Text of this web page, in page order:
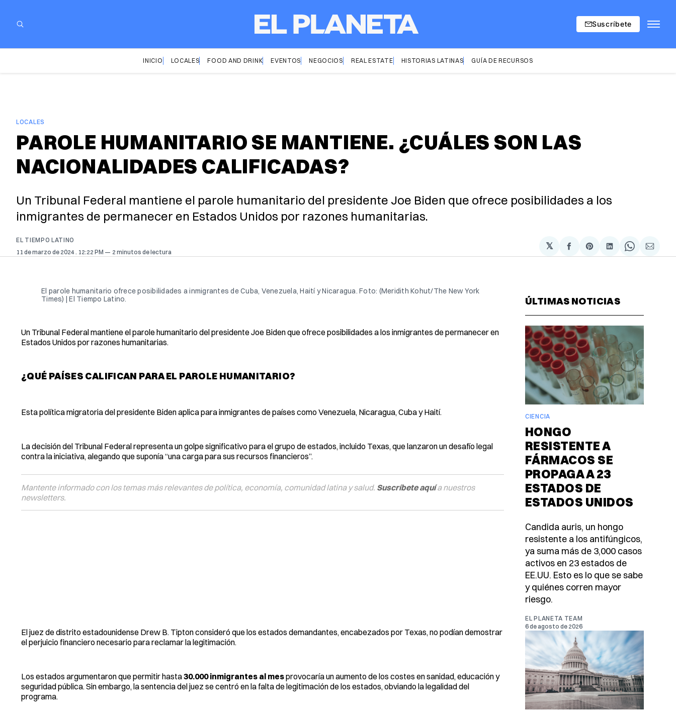
Suscríbete
INICIO LOCALES FOOD AND DRINK EVENTOS NEGOCIOS REAL ESTATE HISTORIAS LATINAS GUÍA DE RECURSOS
LOCALES
PAROLE HUMANITARIO SE MANTIENE. ¿CUÁLES SON LAS
NACIONALIDADES CALIFICADAS?
Un Tribunal Federal mantiene el parole humanitario del presidente Joe Biden que ofrece posibilidades a los
inmigrantes de permanecer en Estados Unidos por razones humanitarias.
EL TIEMPO LATINO
11 de marzo de 2024 . 12:22 PM 2 minutos de lectura
𝕏
Compartir
en
Share
on
Compartir
en
Share
on
via
El parole humanitario ofrece posibilidades a inmigrantes de Cuba, Venezuela, Haití y Nicaragua. Foto: (Meridith Kohut/The New York
Times) | El Tiempo Latino.
Un Tribunal Federal mantiene el parole humanitario del presidente Joe Biden que ofrece posibilidades a los inmigrantes de permanecer en
Estados Unidos por razones humanitarias.
¿QUÉ PAÍSES CALIFICAN PARA EL PAROLE HUMANITARIO?
Esta política migratoria del presidente Biden aplica para inmigrantes de países como Venezuela, Nicaragua, Cuba y Haití.
La decisión del Tribunal Federal representa un golpe significativo para el grupo de estados, incluido Texas, que lanzaron un desafío legal
contra la iniciativa, alegando que suponía “una carga para sus recursos financieros”.
Mantente informado con los temas más relevantes de política, economía, comunidad latina y salud. Suscríbete aquía nuestros
newsletters.
El juez de distrito estadounidense Drew B. Tipton consideró que los estados demandantes, encabezados por Texas, no podían demostrar
el perjuicio financiero necesario para reclamar la legitimación.
Los estados argumentaron que permitir hasta30.000 inmigrantes al mesprovocaría un aumento de los costes en sanidad, educación y
seguridad pública. Sin embargo, la sentencia del juez se centró en la falta de legitimación de los estados, obviando la legalidad del
programa.
ÚLTIMAS NOTICIAS
CIENCIA
HONGO
RESISTENTE A
FÁRMACOS SE
PROPAGA A 23
ESTADOS DE
ESTADOS UNIDOS
Candida auris, un hongo
resistente a los antifúngicos,
ya suma más de 3,000 casos
activos en 23 estados de
EE.UU. Esto es lo que se sabe
y quiénes corren mayor
riesgo.
EL PLANETA TEAM
6 de agosto de 2026